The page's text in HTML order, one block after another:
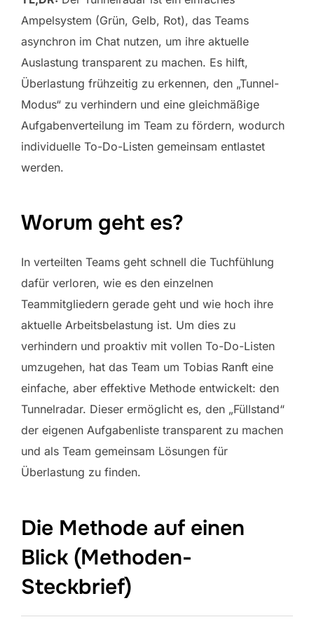
Ampelsystem (Grün, Gelb, Rot), das Teams
asynchron im Chat nutzen, um ihre aktuelle
Auslastung transparent zu machen. Es hilft,
Überlastung frühzeitig zu erkennen, den „Tunnel-
Modus“ zu verhindern und eine gleichmäßige
Aufgabenverteilung im Team zu fördern, wodurch
individuelle To-Do-Listen gemeinsam entlastet
werden.
Worum geht es?
In verteilten Teams geht schnell die Tuchfühlung
dafür verloren, wie es den einzelnen
Teammitgliedern gerade geht und wie hoch ihre
aktuelle Arbeitsbelastung ist. Um dies zu
verhindern und proaktiv mit vollen To-Do-Listen
umzugehen, hat das Team um Tobias Ranft eine
einfache, aber effektive Methode entwickelt: den
Tunnelradar. Dieser ermöglicht es, den „Füllstand“
der eigenen Aufgabenliste transparent zu machen
und als Team gemeinsam Lösungen für
Überlastung zu finden.
Die Methode auf einen
Blick (Methoden-
Steckbrief)